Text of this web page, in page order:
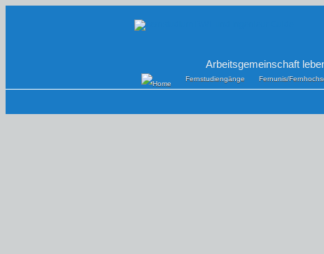
Arbeitsgemeinschaft
Fernstudiengänge Fernunis/